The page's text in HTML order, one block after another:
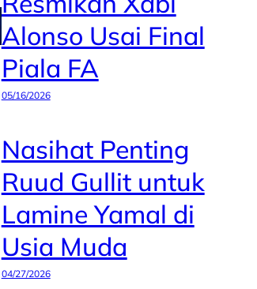
Alonso Usai Final
Piala FA
05/16/2026
Nasihat Penting
Ruud Gullit untuk
Lamine Yamal di
Usia Muda
04/27/2026